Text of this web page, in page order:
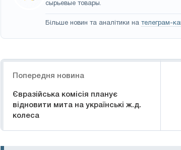
сырьевые товары.
Більше новин та аналітики на телеграм-
Попередня новина
Євразійська комісія планує
відновити мита на українські ж.д.
колеса